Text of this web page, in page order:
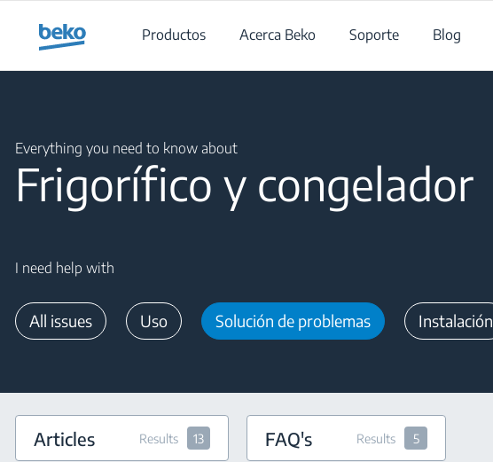
Productos
Acerca Beko Soporte Blog
Everything you need to know about
Frigorífico y congelador
I need help with
All issues Uso Solución de problemas Instalación
Articles Results 13 FAQ's Results 5